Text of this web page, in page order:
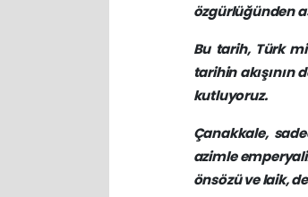
özgürlüğünden
​Bu tarih, Türk
tarihin akışının
kutluyoruz.
Çanakkale,
azimle
önsözü ve laik,